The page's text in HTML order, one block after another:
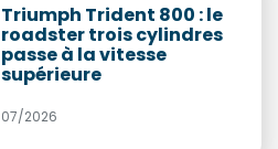
Triumph Trident 800 : le
roadster trois cylindres
passe à la vitesse
supérieure
07/2026